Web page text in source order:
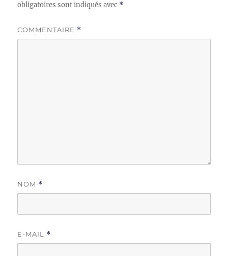
obligatoires sont indiqués avec *
COMMENTAIRE *
NOM *
E-MAIL *